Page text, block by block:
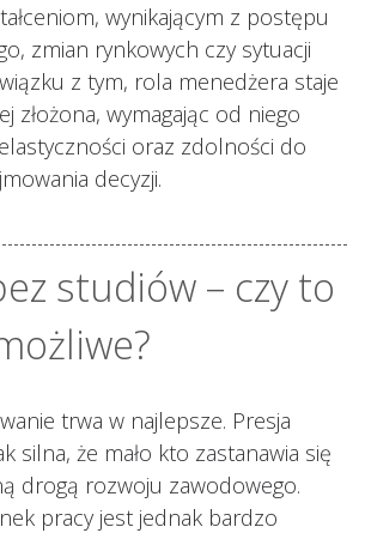
wynikającym z postępu
zmian rynkowych czy sytuacji
z tym, rola menedżera staje
złożona, wymagając od niego
oraz zdolności do
decyzji.
studiów – czy to
trwa w najlepsze. Presja
silna, że mało kto zastanawia się
drogą rozwoju zawodowego.
pracy jest jednak bardzo